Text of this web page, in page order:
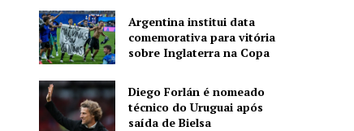
Argentina institui data
comemorativa para vitória
sobre Inglaterra na Copa
Diego Forlán é nomeado
técnico do Uruguai após
saída de Bielsa